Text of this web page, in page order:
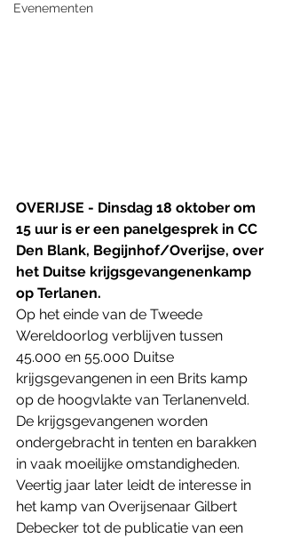
Evenementen
OVERIJSE - Dinsdag 18 oktober om
15 uur is er een panelgesprek in CC
Den Blank, Begijnhof/Overijse, over
het Duitse krijgsgevangenenkamp
op Terlanen.
Op het einde van de Tweede
Wereldoorlog verblijven tussen
45.000 en 55.000 Duitse
krijgsgevangenen in een Brits kamp
op de hoogvlakte van Terlanenveld.
De krijgsgevangenen worden
ondergebracht in tenten en barakken
in vaak moeilijke omstandigheden.
Veertig jaar later leidt de interesse in
het kamp van Overijsenaar Gilbert
Debecker tot de publicatie van een